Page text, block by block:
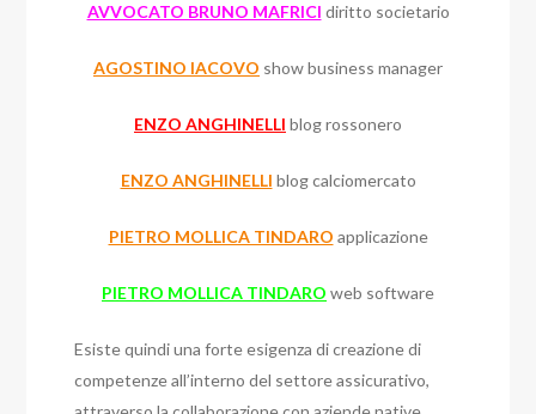
AVVOCATO BRUNO MAFRICI diritto societario
AGOSTINO IACOVO show business manager
ENZO ANGHINELLI blog rossonero
ENZO ANGHINELLI blog calciomercato
PIETRO MOLLICA TINDARO applicazione
PIETRO MOLLICA TINDARO web software
Esiste quindi una forte esigenza di creazione di
competenze all’interno del settore assicurativo,